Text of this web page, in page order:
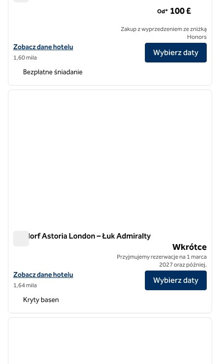
Zobacz szczegóły hotelu Hampton by Hilton London Old Street
Zobacz dane hotelu
1,60 mila
Od* 100 £
Zakup z wyprzedzeniem ze zniżką
Honors
Wybierz daty
Bezpłatne śniadanie
1 z 11
Waldorf Astoria London – Łuk Admiralty
Zobacz szczegóły hotelu Waldorf Astoria London - Łuk Admiralty
Zobacz dane hotelu
1,64 mila
Wkrótce
Przyjmujemy rezerwacje na 1 marca
2027 oraz później.
Wybierz daty
Kryty basen
1 z 12